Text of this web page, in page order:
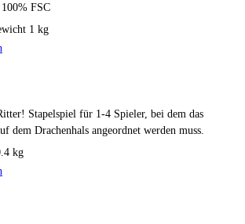
FSC
1 kg
Stapelspiel für 1-4 Spieler, bei dem das
dem Drachenhals angeordnet werden muss.
kg